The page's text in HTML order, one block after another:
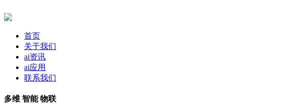
首页
关于我们
ai资讯
ai应用
联系我们
多维 智能 物联